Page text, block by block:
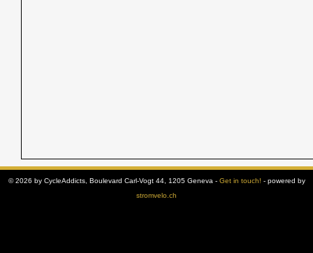
© 2026 by CycleAddicts, Boulevard Carl-Vogt 44, 1205 Geneva - Get in touch! - powered by
stromvelo.ch